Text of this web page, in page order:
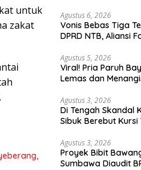
untuk
zakat
Agustus 6, 2026
Vonis Bebas Tiga
DPRD NTB, Aliansi
Agustus 5, 2026
Viral! Pria Paruh
Lemas dan
Agustus 3, 2026
Di Tengah Skandal
Sibuk Berebut
Agustus 3, 2026
Proyek Bibit
Sumbawa Diaudit